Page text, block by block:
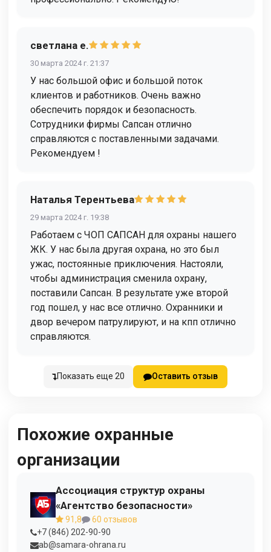
светлана е.
30 марта 2024 г. 21:37
У нас большой офис и большой поток
клиентов и работников. Очень важно
обеспечить порядок и безопасность.
Сотрудники фирмы Сапсан отлично
справляются с поставленными задачами.
Рекомендуем !
Наталья Терентьева
29 марта 2024 г. 19:38
Работаем с ЧОП САПСАН для охраны нашего
ЖК. У нас была другая охрана, но это был
ужас, постоянные приключения. Настояли,
чтобы администрация сменила охрану,
поставили Сапсан. В результате уже второй
год пошел, у нас все отлично. Охранники и
двор вечером патрулируют, и на кпп отлично
справляются.
Показать еще 20 Оставить отзыв
Похожие охранные
организации
Ассоциация структур охраны
«Агентство безопасности»
91,8
60 отзывов
+7 (846) 202-90-90
ab@samara-ohrana.ru